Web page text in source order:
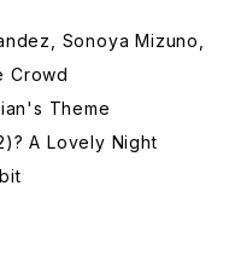
Sonoya Mizuno,
Crowd
Theme
A Lovely Night